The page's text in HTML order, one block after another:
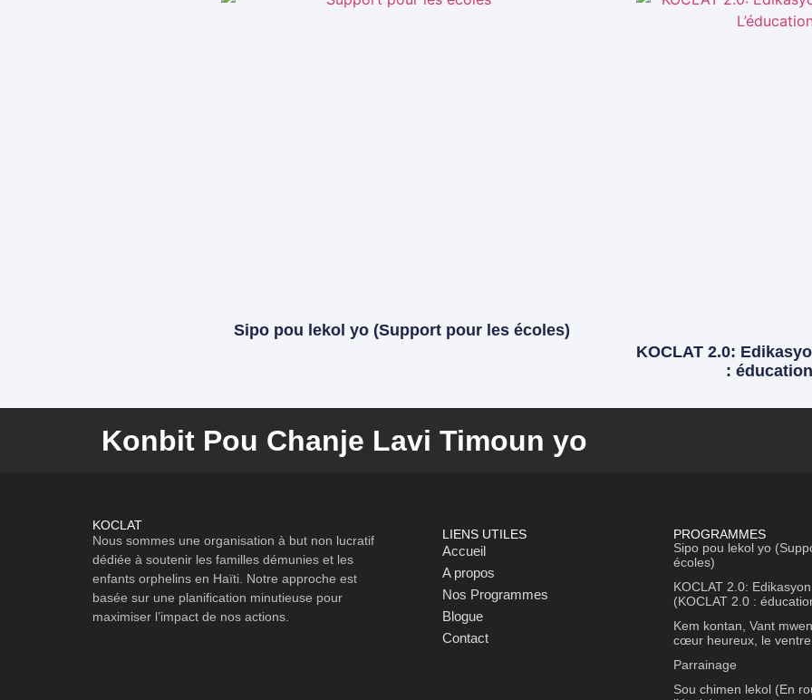
Sipo pou lekol yo (Support pour les écoles)
KOCLAT 2.0:
:
Konbit Pou Chanje Lavi Timoun yo
KOCLAT
Nous sommes une organisation à but non lucratif
dédiée à soutenir les familles démunies et les
enfants orphelins en Haïti. Notre approche est
basée sur une planification minutieuse pour
maximiser l’impact de nos actions.
LIENS UTILES
Accueil
A propos
Nos Programmes
Blogue
Contact
PROGRAMMES
Sipo pou lekol yo
écoles)
KOCLAT 2.0:
(KOCLAT 2.0 :
Kem kontan, Vant
cœur heureux, le
Parrainage
Sou chimen lekol (En